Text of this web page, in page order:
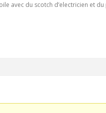
avec du scotch d’electricien et